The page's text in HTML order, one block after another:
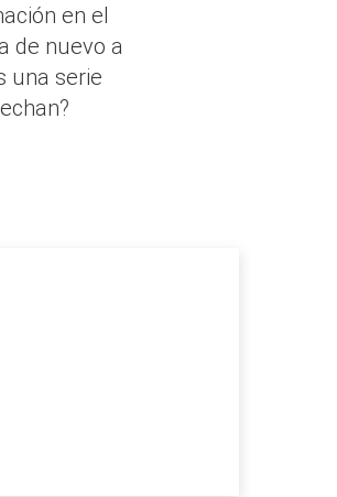
en el
de nuevo a
una serie